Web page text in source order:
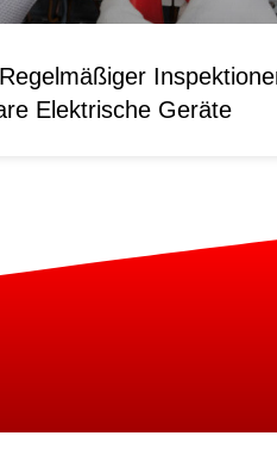
Elektrische Geräte